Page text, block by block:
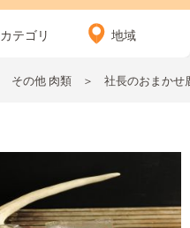
カテゴリ 地域
その他 肉類 社長のおまかせ